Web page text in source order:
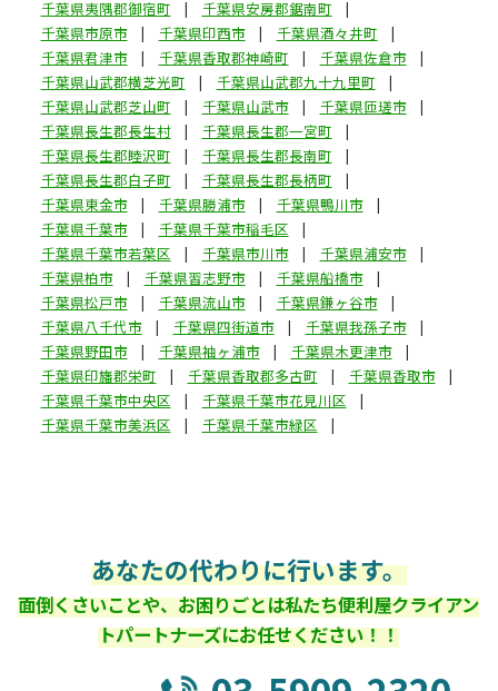
千葉県夷隅郡御宿町
千葉県安房郡鋸南町
千葉県市原市
千葉県印西市
千葉県酒々井町
千葉県君津市
千葉県香取郡神崎町
千葉県佐倉市
千葉県山武郡横芝光町
千葉県山武郡九十九里町
千葉県山武郡芝山町
千葉県山武市
千葉県匝瑳市
千葉県長生郡長生村
千葉県長生郡一宮町
千葉県長生郡睦沢町
千葉県長生郡長南町
千葉県長生郡白子町
千葉県長生郡長柄町
千葉県東金市
千葉県勝浦市
千葉県鴨川市
千葉県千葉市
千葉県千葉市稲毛区
千葉県千葉市若葉区
千葉県市川市
千葉県浦安市
千葉県柏市
千葉県習志野市
千葉県船橋市
千葉県松戸市
千葉県流山市
千葉県鎌ヶ谷市
千葉県八千代市
千葉県四街道市
千葉県我孫子市
千葉県野田市
千葉県袖ヶ浦市
千葉県木更津市
千葉県印旛郡栄町
千葉県香取郡多古町
千葉県香取市
千葉県千葉市中央区
千葉県千葉市花見川区
千葉県千葉市美浜区
千葉県千葉市緑区
あなたの代わりに行います。
面倒くさいことや、お困りごとは私たち便利屋クライアン
トパートナーズにお任せください！！